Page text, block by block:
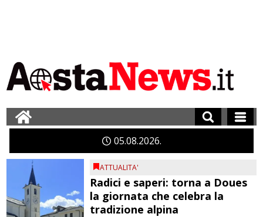
0508 2026
ATTUALITA'
Radici e saperi: torna a Doues
la giornata che celebra la
tradizione alpina